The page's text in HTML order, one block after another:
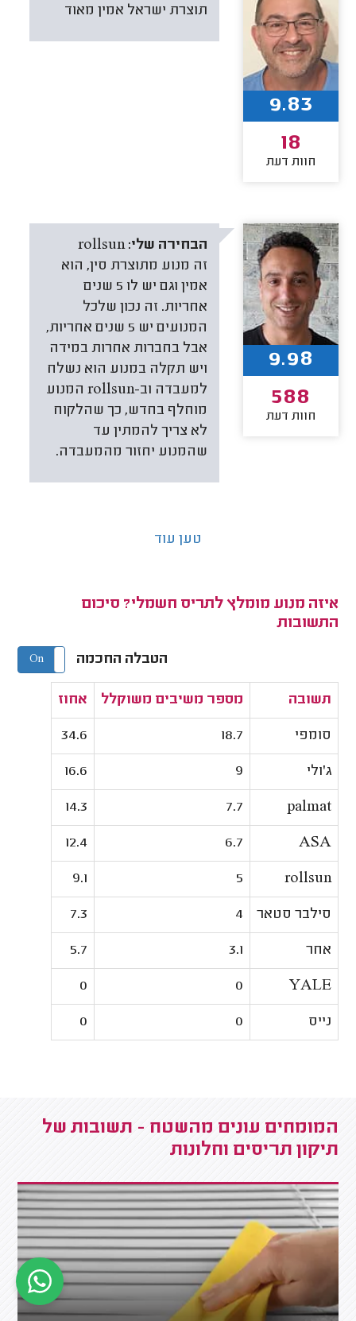
תוצרת ישראל אמין מאוד
9.83
18
חוות דעת
הבחירה שלי:rollsun
זה מנוע מתוצרת סין, הוא
אמין וגם יש לו 5 שנים
אחריות. זה נכון שלכל
המנועים יש 5 שנים אחריות,
אבל בחברות אחרות במידה
ויש תקלה במנוע הוא נשלח
למעבדה וב-rollsun המנוע
מוחלף בחדש, כך שהלקוח
לא צריך להמתין עד
שהמנוע יחזור מהמעבדה.
9.98
588
חוות דעת
טען עוד
איזה מנוע מומלץ לתריס חשמלי? סיכום
התשובות
הטבלה החכמה On Off
תשובה מספר משיבים משוקלל אחוז
סומפי 18.7
34.6
ג'ולי 9
16.6
palmat
7.7
14.3
ASA
6.7
12.4
rollsun
5
9.1
סילבר סטאר 4
7.3
אחר 3.1
5.7
YALE
0
0
נייס 0
0
המומחים עונים מהשטח - תשובות של
תיקון תריסים וחלונות